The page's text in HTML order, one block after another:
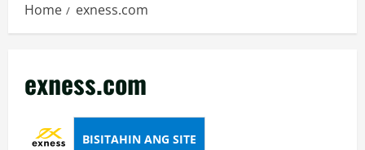
Home exness.com
exness.com
BISITAHIN ANG SITE